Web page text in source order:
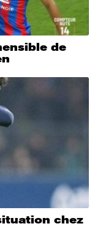
de
chez